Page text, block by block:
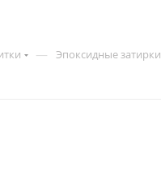
— Эпоксидные затирки